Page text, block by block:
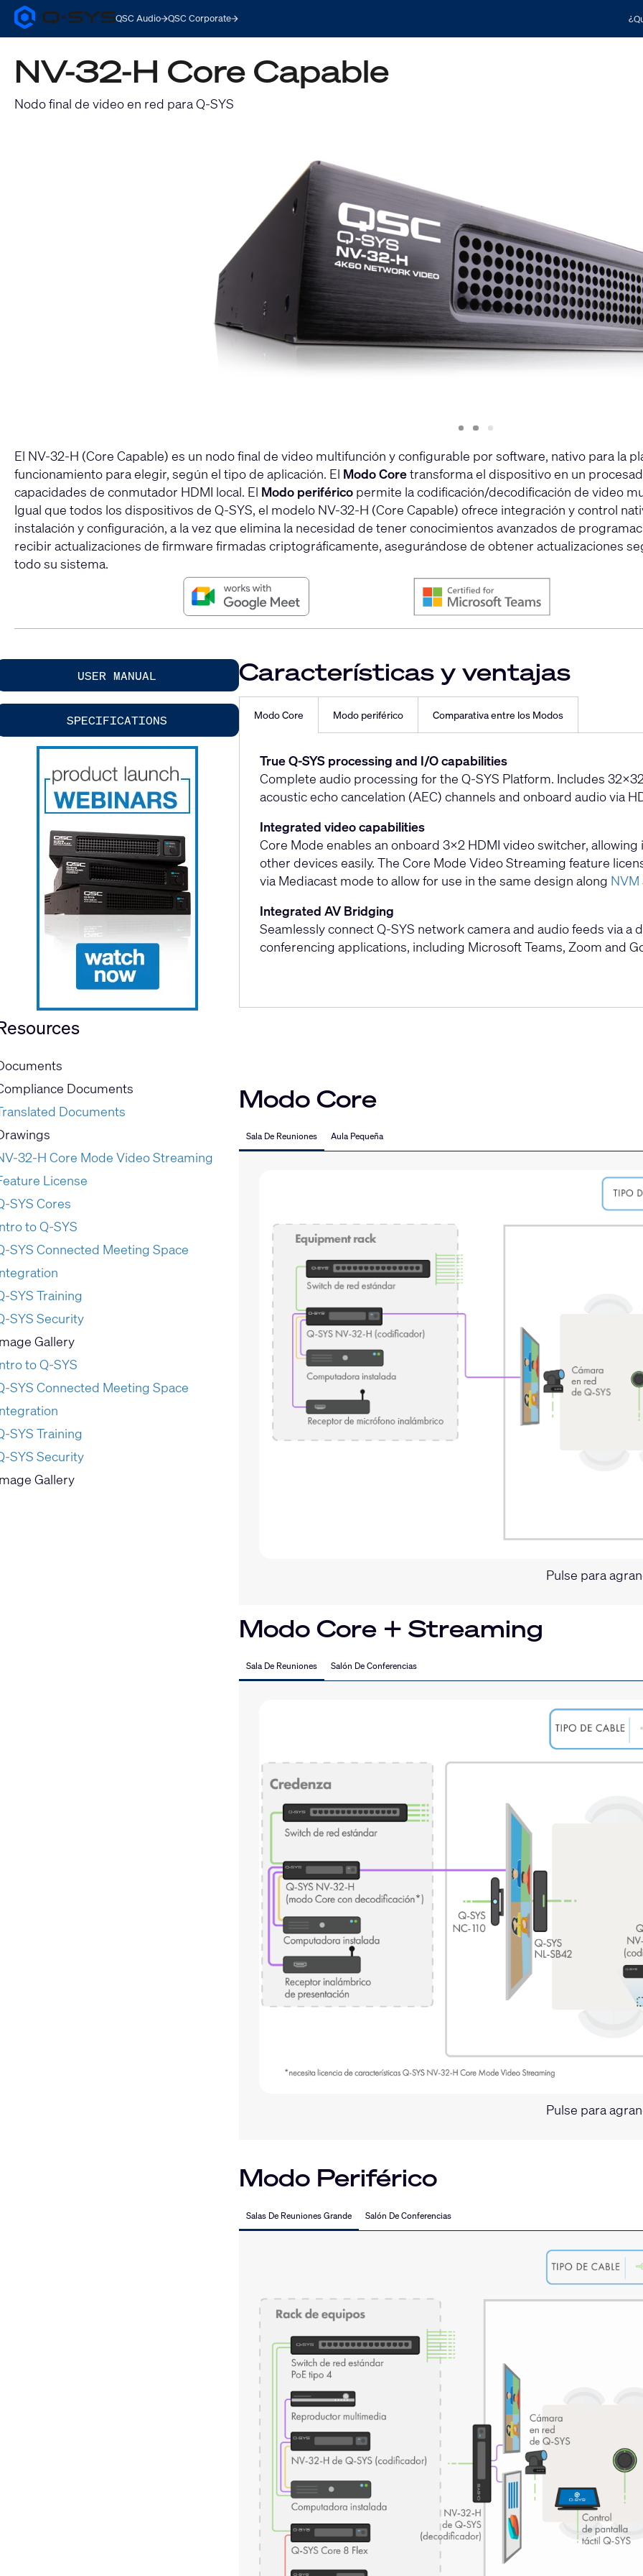
Q-
SYS
Products
Homepage
QSC Audio QSC Corporate
NV-32-H Core Capable
Nodo final de video en red para Q-SYS
Slide
1 Slide
2 Slide
3
El NV-32-H (Core Capable) es un nodo final de video multifunción y configurable por software, nativo para la
funcionamiento para elegir, según el tipo de aplicación. El Modo Coretransforma el dispositivo en un
capacidades de conmutador HDMI local. El Modo periférico permite la codificación/decodificación de video
Igual que todos los dispositivos de Q-SYS, el modelo NV-32-H (Core Capable) ofrece integración y control
instalación y configuración, a la vez que elimina la necesidad de tener conocimientos avanzados de
recibir actualizaciones de firmware firmadas criptográficamente, asegurándose de obtener actualizaciones
todo su sistema.
USER MANUAL
SPECIFICATIONS
Documents
Documents
32-H Core Mode Video Streaming
License
SYS Cores
to Q-SYS
SYS Connected Meeting Space
SYS Training
SYS Security
Gallery
to Q-SYS
SYS Connected Meeting Space
SYS Training
SYS Security
Gallery
Características y ventajas
Modo Core Modo periférico Comparativa entre los Modos
True Q-SYS processing and I/O capabilities
Complete audio processing for the Q-SYS Platform. Includes
acoustic echo cancelation (AEC) channels and onboard audio via
Integrated video capabilities
Core Mode enables an onboard 3x2 HDMI video switcher,
other devices easily. The Core Mode Video Streaming feature
via Mediacast mode to allow for use in the same design along NVM
Integrated AV Bridging
Seamlessly connect Q-SYS network camera and audio feeds via
conferencing applications, including Microsoft Teams, Zoom and
Modo Core
Sala De Reuniones Aula Pequeña
Pulse para
Modo Core + Streaming
Sala De Reuniones Salón De Conferencias
Pulse para
Modo Periférico
Salas De Reuniones Grande Salón De Conferencias